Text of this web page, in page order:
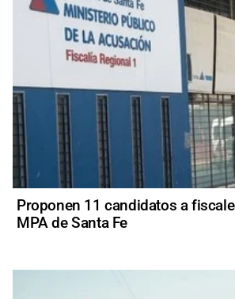
Proponen 11 candidatos a
MPA de Santa Fe